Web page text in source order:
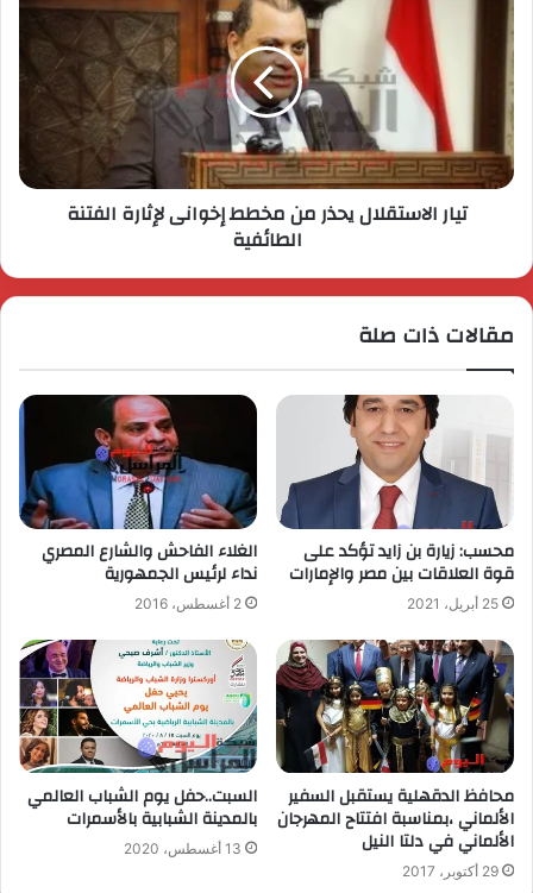
تيار الاستقلال يحذر من مخطط إخوانى لإثارة الفتنة
الطائفية
مقالات ذات صلة
محسب: زيارة بن زايد تؤكد على
قوة العلاقات بين مصر والإمارات
25 أبريل، 2021
الغلاء الفاحش والشارع المصري
نداء لرئيس الجمهورية
2 أغسطس، 2016
محافظ الدقهلية يستقبل السفير
الألماني ،بمناسبة افتتاح المهرجان
الألماني في دلتا النيل
29 أكتوبر، 2017
السبت..حفل يوم الشباب العالمي
بالمدينة الشبابية بالأسمرات
13 أغسطس، 2020